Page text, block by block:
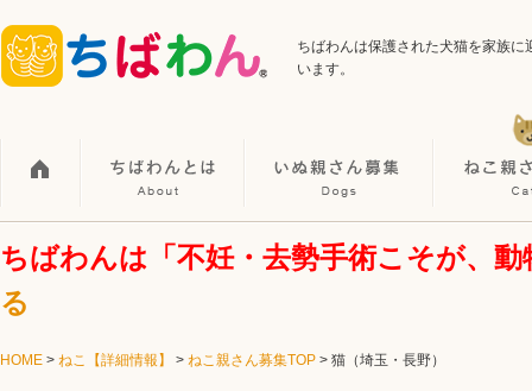
ちばわんは保護された犬猫を家族
います。
ちばわんは「不妊・去勢手術こそが、
る
HOME > ねこ【詳細情報】 > ねこ親さん募集TOP > 猫（埼玉・長野）